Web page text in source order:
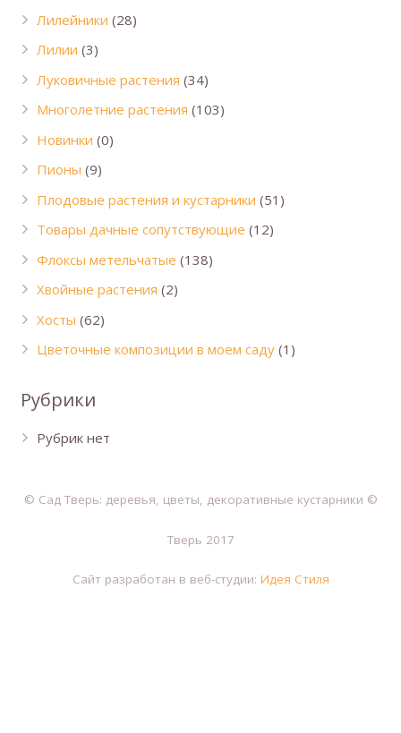
Лилейники (28)
Лилии (3)
Луковичные растения (34)
Многолетние растения (103)
Новинки (0)
Пионы (9)
Плодовые растения и кустарники (51)
Товары дачные сопутствующие (12)
Флоксы метельчатые (138)
Хвойные растения (2)
Хосты (62)
Цветочные композиции в моем саду (1)
Рубрики
Рубрик нет
© Сад Тверь: деревья, цветы, декоративные кустарники ©
Тверь 2017
Сайт разработан в веб-студии: Идея Стиля